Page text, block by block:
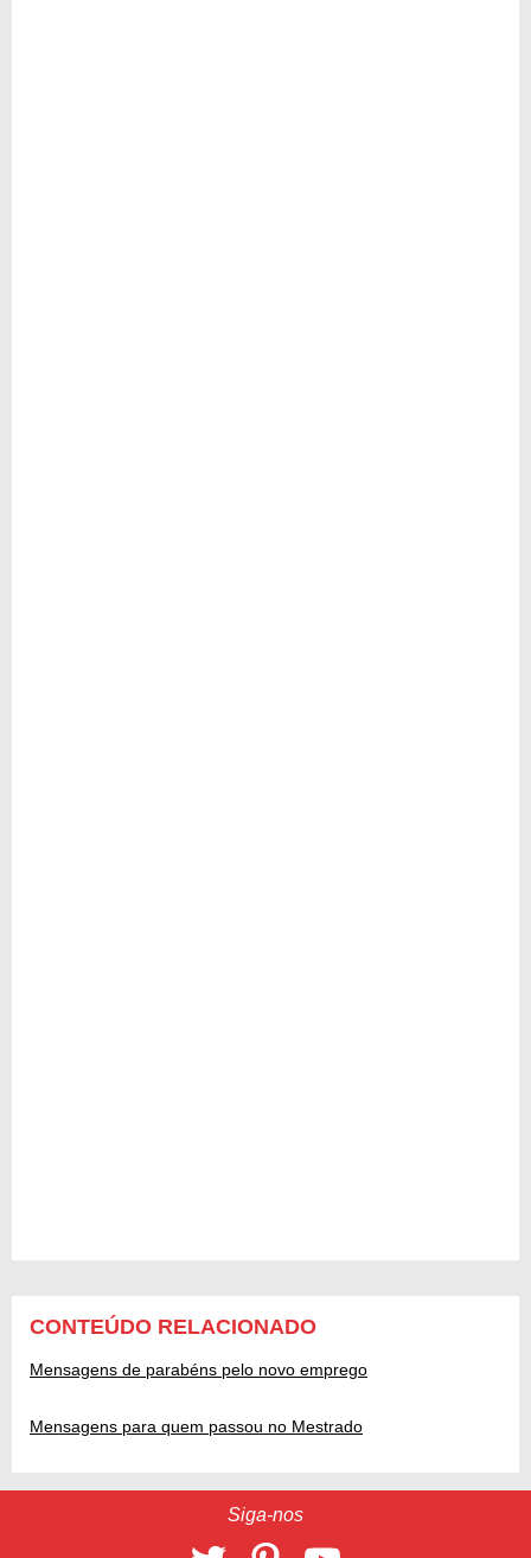
CONTEÚDO RELACIONADO
Mensagens de parabéns pelo novo emprego
Mensagens para quem passou no Mestrado
Siga-nos